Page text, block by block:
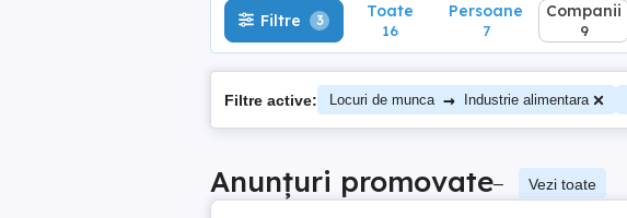
Filtre 3 Toate
16
Persoane
7
Companii
9
Filtre active: Locuri de munca → Industrie alimentara
Anunțuri promovate– Vezi toate